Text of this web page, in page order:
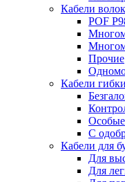
Кабели
POF
Прочие
Кабели
Особые
С
Кабели для
Для
Для